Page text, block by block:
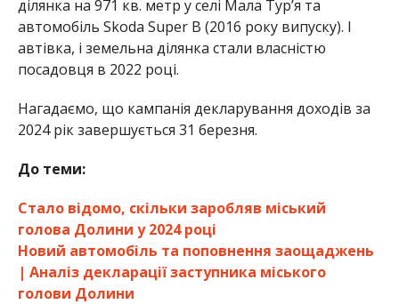
ділянка на 971 кв. метр у селі Мала Тур’я та
автомобіль Skoda Super B (2016 року випуску). І
автівка, і земельна ділянка стали власністю
посадовця в 2022 році.
Нагадаємо, що кампанія декларування доходів за
2024 рік завершується 31 березня.
До теми:
Стало відомо, скільки заробляв міський
голова Долини у 2024 році
Новий автомобіль та поповнення заощаджень
| Аналіз декларації заступника міського
голови Долини